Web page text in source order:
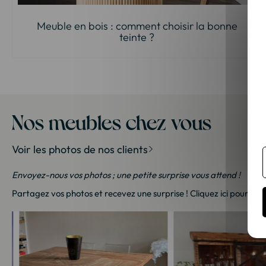
Meuble en bois : comment choisir la bonne
teinte ?
Nos meubles chez vous
Voir les photos de nos clients
Envoyez-nous vos photos ; une petite surprise vous attend !
Partagez vos photos et recevez une surprise ! Cliquez ici pour